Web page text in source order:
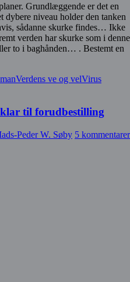
Grundlæggende er det en
niveau holder den tanken
sådanne skurke findes… Ikke
verden har skurke som i denne
to i baghånden… . Bestemt en
Verdens ve og velVirus
til forudbestilling
Peder W. Søby 5 kommentarer